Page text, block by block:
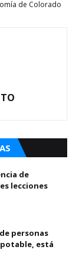
de Colorado
de
lecciones
personas
está